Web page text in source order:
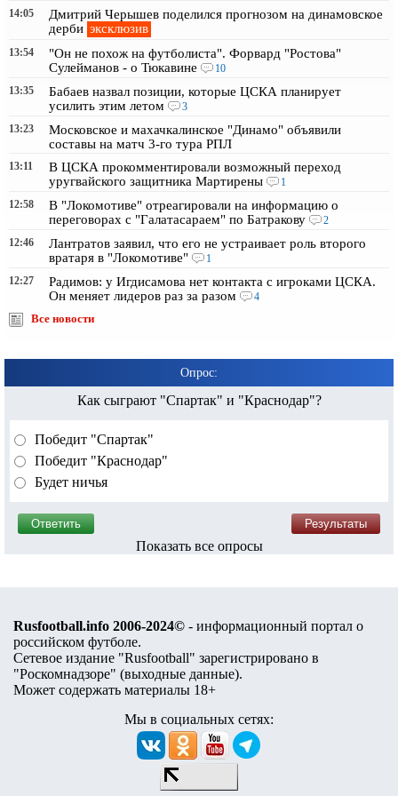
14:05
Дмитрий Черышев поделился прогнозом на динамовское
дерби эксклюзив
13:54
"Он не похож на футболиста". Форвард "Ростова"
Сулейманов - о Тюкавине
10
13:35
Бабаев назвал позиции, которые ЦСКА планирует
усилить этим летом
3
13:23
Московское и махачкалинское "Динамо" объявили
составы на матч 3-го тура РПЛ
13:11
В ЦСКА прокомментировали возможный переход
уругвайского защитника Мартирены
1
12:58
В "Локомотиве" отреагировали на информацию о
переговорах с "Галатасараем" по Батракову
2
12:46
Лантратов заявил, что его не устраивает роль второго
вратаря в "Локомотиве"
1
12:27
Радимов: у Игдисамова нет контакта с игроками ЦСКА.
Он меняет лидеров раз за разом
4
Все новости
Опрос:
Как сыграют "Спартак" и "Краснодар"?
Победит "Спартак"
Победит "Краснодар"
Будет ничья
Показать все опросы
Rusfootball.info 2006-2024© - информационный портал о
российском футболе.
Сетевое издание "Rusfootball" зарегистрировано в
"Роскомнадзоре" (выходные данные).
Может содержать материалы 18+
Мы в социальных сетях: